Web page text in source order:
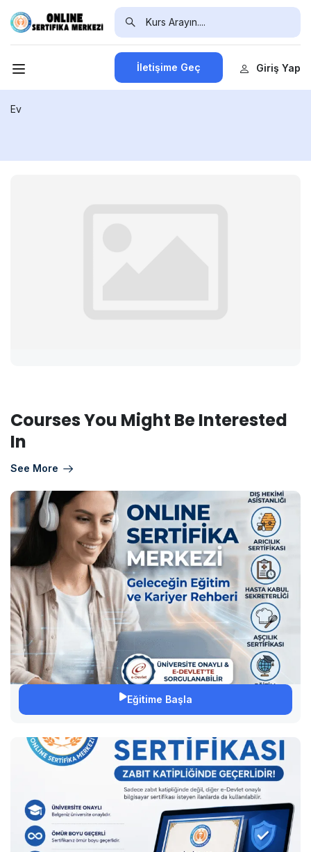
İletişime Geç Giriş Yap
Ev
Courses You Might Be Interested
In
See More
Eğitime Başla